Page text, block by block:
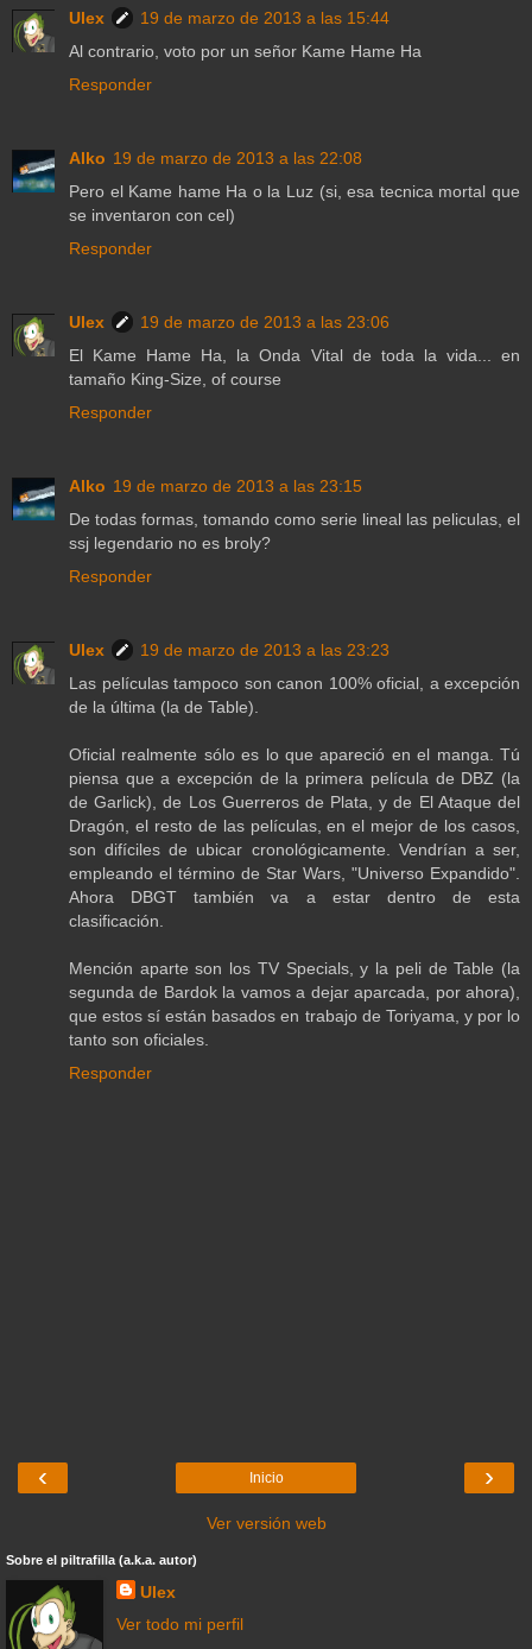
Ulex
19 de marzo de 2013 a las 15:44
Al contrario, voto por un señor Kame Hame Ha
Responder
Alko 19 de marzo de 2013 a las 22:08
Pero el Kame hame Ha o la Luz (si, esa tecnica mortal que
se inventaron con cel)
Responder
Ulex
19 de marzo de 2013 a las 23:06
El Kame Hame Ha, la Onda Vital de toda la vida... en
tamaño King-Size, of course
Responder
Alko 19 de marzo de 2013 a las 23:15
De todas formas, tomando como serie lineal las peliculas, el
ssj legendario no es broly?
Responder
Ulex
19 de marzo de 2013 a las 23:23
Las películas tampoco son canon 100% oficial, a excepción
de la última (la de Table).
Oficial realmente sólo es lo que apareció en el manga. Tú
piensa que a excepción de la primera película de DBZ (la
de Garlick), de Los Guerreros de Plata, y de El Ataque del
Dragón, el resto de las películas, en el mejor de los casos,
son difíciles de ubicar cronológicamente. Vendrían a ser,
empleando el término de Star Wars, "Universo Expandido".
Ahora DBGT también va a estar dentro de esta
clasificación.
Mención aparte son los TV Specials, y la peli de Table (la
segunda de Bardok la vamos a dejar aparcada, por ahora),
que estos sí están basados en trabajo de Toriyama, y por lo
tanto son oficiales.
Responder
‹ ›
Inicio
Ver versión web
Sobre el piltrafilla (a.k.a. autor)
Ulex
Ver todo mi perfil